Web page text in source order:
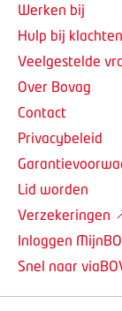
Werken bij
Hulp bij klachten
Veelgestelde
Over Bovag
Contact
Privacybeleid
Lid worden
Verzekeringen
Inloggen
Snel naar